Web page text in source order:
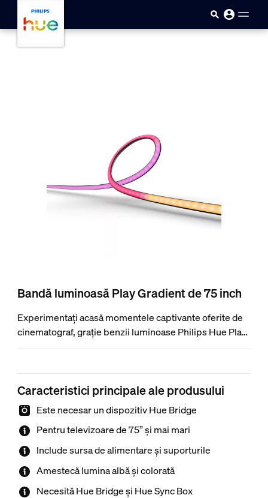
Sari la conținutul principal
Bandă luminoasă Play Gradient de 75 inch
Experimentați acasă momentele captivante oferite de
cinematograf, grație benzii luminoase Philips Hue Play
gradient. Obțineți lumină în mai multe culori, care
televizor de 75” sau mai mare, montat pe perete sau
așezat în picioare, folosind suporturile incluse.
Caracteristici principale ale produsului
Este necesar un dispozitiv Hue Bridge
Pentru televizoare de 75” și mai mari
Include sursa de alimentare și suporturile
Amestecă lumina albă și colorată
Necesită Hue Bridge și Hue Sync Box